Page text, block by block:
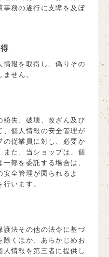
事務の遂行に支障を及ぼ
情報を取得し、偽りその
せん。
紛失、破壊、改ざん及び
、個人情報の安全管理が
の従業員に対し、必要か
また、当ショップは、個
部を委託する場合は、
全管理が図られるよ
います。
護法その他の法令に基づ
除くほか、あらかじめお
情報を第三者に提供し